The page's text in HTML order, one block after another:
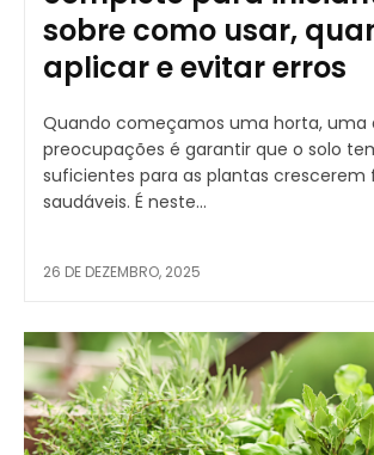
sobre como usar,
aplicar e evitar erros
Quando começamos uma horta, uma
preocupações é garantir que o solo
suficientes para as plantas crescerem
saudáveis. É neste...
26 DE DEZEMBRO, 2025